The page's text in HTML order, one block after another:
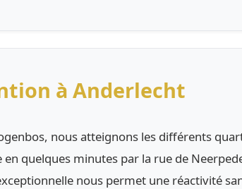
à Anderlecht
nous atteignons les différents
quelques minutes par la rue de
nous permet une réactivité